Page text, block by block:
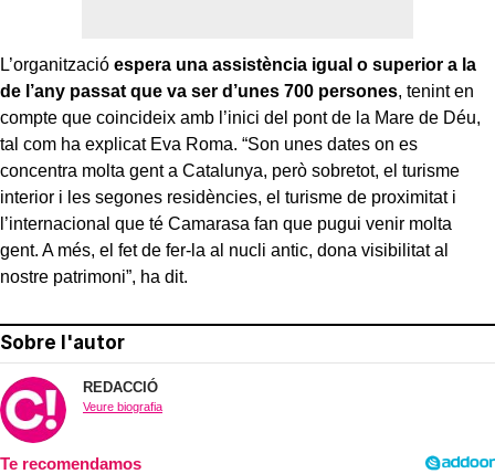
L’organització espera una assistència igual o superior a la
de l’any passat que va ser d’unes 700 persones, tenint en
compte que coincideix amb l’inici del pont de la Mare de Déu,
tal com ha explicat Eva Roma. “Son unes dates on es
concentra molta gent a Catalunya, però sobretot, el turisme
interior i les segones residències, el turisme de proximitat i
l’internacional que té Camarasa fan que pugui venir molta
gent. A més, el fet de fer-la al nucli antic, dona visibilitat al
nostre patrimoni”, ha dit.
Sobre l'autor
REDACCIÓ
Veure biografia